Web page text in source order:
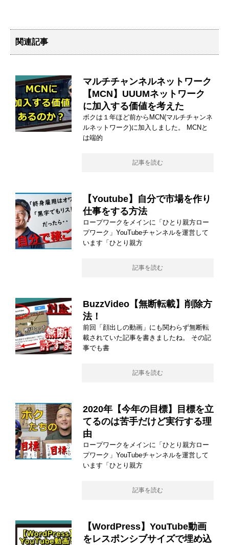
関連記事
マルチチャンネルネットワーク
【MCN】UUUMネットワーク
に加入する価値を考えた
ボクは１年ほど前からMCN(マルチチャンネ
ルネットワーク)に加入しました。 MCNと
は端的
記事を読む
【Youtube】自分で市場を作り
仕事をする方法
ロープワークをメインに「ひとり親方ロー
プワーク」YouTubeチャンネルを運営して
います「ひとり親方
記事を読む
BuzzVideo【無断転載】削除方
法！
前回「顔出しの動画」にも関わらず無断転
載されていた記事を書きましたね。 その記
事でも書
記事を読む
2020年【今年の目標】目標を立
てるのは苦手だけど実行する理
由
ロープワークをメインに「ひとり親方ロー
プワーク」YouTubeチャンネルを運営して
います「ひとり親方
記事を読む
【WordPress】YouTube動画
をレスポンシブサイズで埋め込